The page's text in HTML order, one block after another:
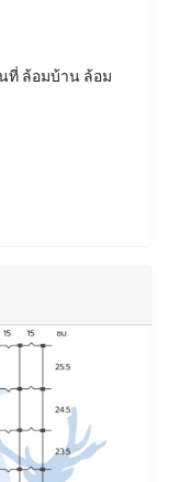
ที่ ล้อมบ้าน ล้อม